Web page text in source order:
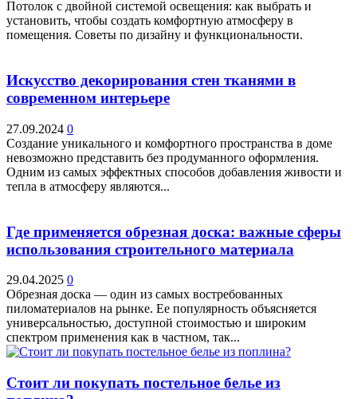
Потолок с двойной системой освещения: как выбрать и
установить, чтобы создать комфортную атмосферу в
помещения. Советы по дизайну и функциональности.
Искусство декорирования стен тканями в
современном интерьере
27.09.2024 0
Создание уникального и комфортного пространства в доме
невозможно представить без продуманного оформления.
Одним из самых эффектных способов добавления живости и
тепла в атмосферу являются...
Где применяется обрезная доска: важные сферы
использования строительного материала
29.04.2025 0
Обрезная доска — один из самых востребованных
пиломатериалов на рынке. Ее популярность объясняется
универсальностью, доступной стоимостью и широким
спектром применения как в частном, так...
Стоит ли покупать постельное белье из